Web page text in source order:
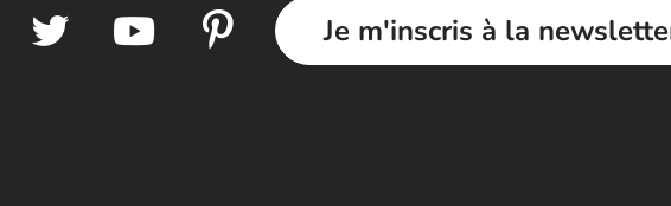
Je m'inscris à la